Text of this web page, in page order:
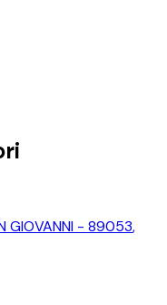
GIOVANNI - 89053,